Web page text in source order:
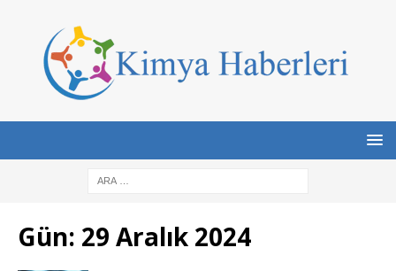
Gün: 29 Aralık 2024